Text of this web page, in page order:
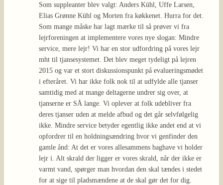
Som suppleanter blev valgt: Anders Kühl, Uffe Larsen,
Elias Grønne Kühl og Morten fra køkkenet. Hurra for det.
Som mange måske har lagt mærke til så prøver vi fra
lejrforeningen at implementere vores nye slogan: Mindre
service, mere lejr! Vi har en stor udfordring på vores lejr
mht til tjansesystemet. Det blev meget tydeligt på lejren
2015 og var et stort diskussionspunkt på evalueringsmødet
i efteråret. Vi har ikke folk nok til at udfylde alle tjanser
samtidig med at mange deltagerne undrer sig over, at
tjanserne er SÅ lange. Vi oplever at folk udebliver fra
deres tjanser uden at melde afbud og det går selvfølgelig
ikke. Mindre service betyder egentlig ikke andet end at vi
opfordrer til en holdningsændring hvor vi genfinder den
gamle ånd: At det er vores allesammens baghave vi holder
lejr i. Alt skrald der ligger er vores skrald, når der ikke er
varmt vand, spørger man hvordan den skal tændes i stedet
for at sige til pladsmændene at de skal gør det for dig.